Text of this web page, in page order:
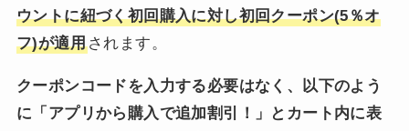
ウントに紐づく初回購入に対し初回クーポン(5％オ
フ)が適用されます。
クーポンコードを入力する必要はなく、以下のよう
に「アプリから購入で追加割引！」とカート内に表